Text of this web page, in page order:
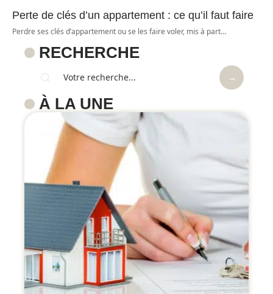
Perte de clés d’un appartement : ce qu’il faut faire
Perdre ses clés d’appartement ou se les faire voler, mis à part…
RECHERCHE
À LA UNE